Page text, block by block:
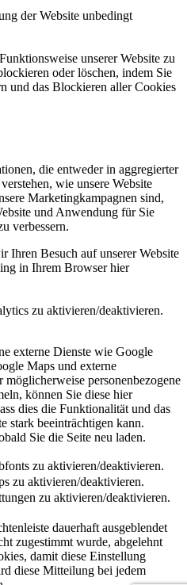
der Website unbedingt
unserer Website zu
oder löschen, indem Sie
und das Blockieren aller Cookies
die entweder in aggregierter
wie unsere Website
Marketingkampagnen sind,
und Anwendung für Sie
verbessern.
Ihren Besuch auf unserer Website
in Ihrem Browser hier
zu aktivieren/deaktivieren.
externe Dienste wie Google
Maps und externe
personenbezogene
können Sie diese hier
dies die Funktionalität und das
stark beeinträchtigen kann.
Sie die Seite neu laden.
zu aktivieren/deaktivieren.
zu aktivieren/deaktivieren.
zu aktivieren/deaktivieren.
dauerhaft ausgeblendet
zugestimmt wurde, abgelehnt
damit diese Einstellung
diese Mitteilung bei jedem